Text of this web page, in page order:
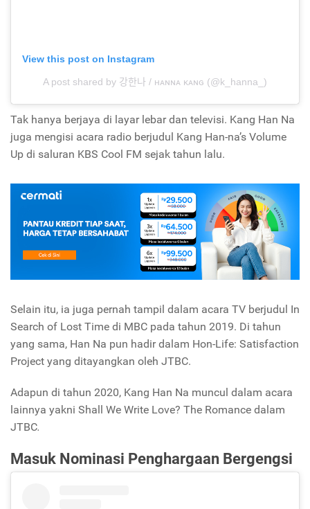
View this post on Instagram
A post shared by 강한나 / ʜᴀɴɴᴀ ᴋᴀɴɢ (@k_hanna_)
Tak hanya berjaya di layar lebar dan televisi. Kang Han Na
juga mengisi acara radio berjudul Kang Han-na’s Volume
Up di saluran KBS Cool FM sejak tahun lalu.
Selain itu, ia juga pernah tampil dalam acara TV berjudul In
Search of Lost Time di MBC pada tahun 2019. Di tahun
yang sama, Han Na pun hadir dalam Hon-Life: Satisfaction
Project yang ditayangkan oleh JTBC.
Adapun di tahun 2020, Kang Han Na muncul dalam acara
lainnya yakni Shall We Write Love? The Romance dalam
JTBC.
Masuk Nominasi Penghargaan Bergengsi